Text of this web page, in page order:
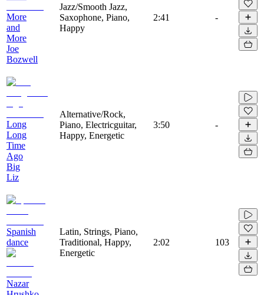
More
and
More
Joe
Bozwell
Jazz/Smooth Jazz,
Saxophone, Piano,
Happy
2:41 -
Long
Long
Time
Ago
Big
Liz
Alternative/Rock,
Piano, Electricguitar,
Happy, Energetic
3:50 -
Spanish
dance
Nazar
Latin, Strings, Piano,
Traditional, Happy,
Energetic
2:02 103